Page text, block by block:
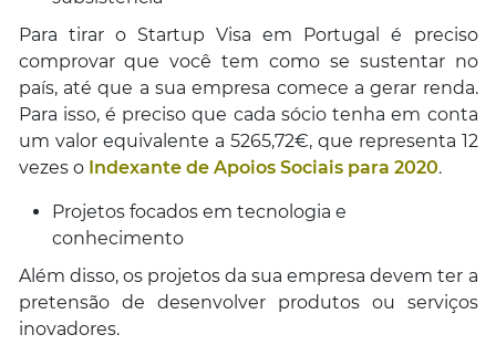
Para tirar o Startup Visa em Portugal é preciso
comprovar que você tem como se sustentar no
país, até que a sua empresa comece a gerar renda.
Para isso, é preciso que cada sócio tenha em conta
um valor equivalente a 5265,72€, que representa 12
vezes o Indexante de Apoios Sociais para 2020.
Projetos focados em tecnologia e
conhecimento
Além disso, os projetos da sua empresa devem ter a
pretensão de desenvolver produtos ou serviços
inovadores.